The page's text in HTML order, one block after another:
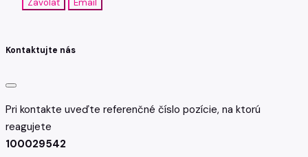
Zavolať Email
Kontaktujte nás
Pri kontakte uveďte referenčné číslo pozície, na ktorú
reagujete
100029542